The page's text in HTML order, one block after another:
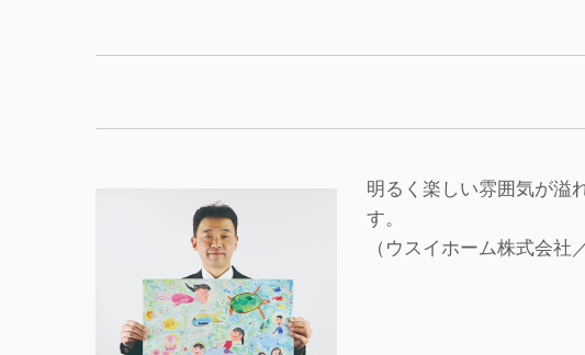
明るく楽しい雰囲気が溢
す。
（ウスイホーム株式会